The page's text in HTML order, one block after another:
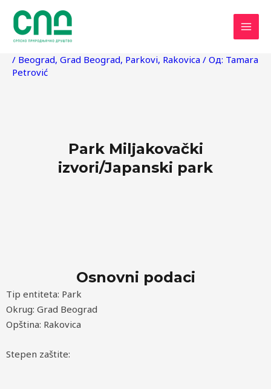
садржај
/ Beograd, Grad Beograd, Parkovi, Rakovica / Од: Tamara
Petrović
Park Miljakovački
izvori/Japanski park
Osnovni podaci
Tip entiteta: Park
Okrug: Grad Beograd
Opština: Rakovica
Stepen zaštite:
navigation